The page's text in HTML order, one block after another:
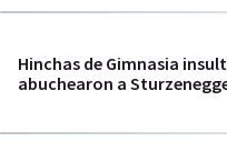
Hinchas de Gimnasia
abuchearon a